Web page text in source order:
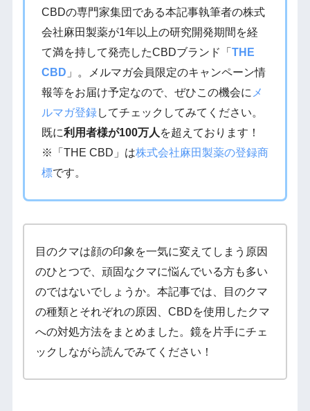
CBDの専門家集団である本記事執筆者の株式
会社麻田製薬が1年以上の研究開発期間を経
て満を持して発売したCBDブランド「 THE
CBD 」。メルマガ会員限定のキャンペーン情
報等をお届け予定なので、ぜひこの機会に メ
ルマガ登録してチェックしてみてください。
既に利用者様が100万人 を超えております！
※「THE CBD」は株式会社麻田製薬の登録商
標です。
目のクマは顔の印象を一気に変えてしまう原因
のひとつで、頑固なクマに悩んでいる方も多い
のではないでしょうか。本記事では、目のクマ
の種類とそれぞれの原因、CBDを使用したクマ
への対処方法をまとめました。鏡を片手にチェ
ックしながら読んでみてください！